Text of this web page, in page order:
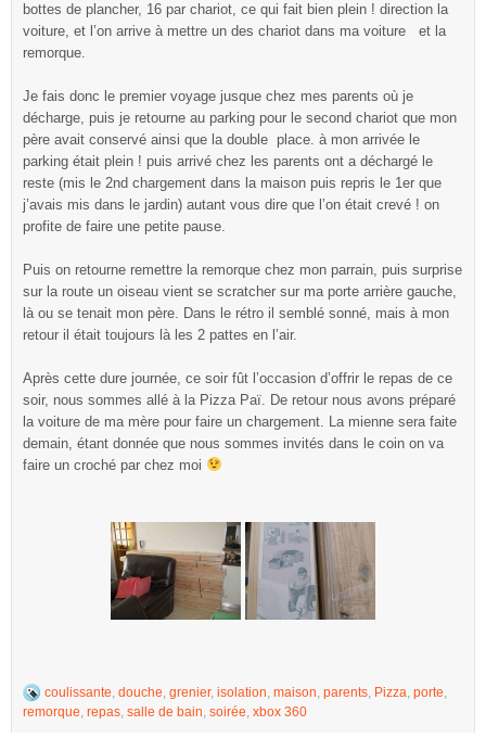
bottes de plancher, 16 par chariot, ce qui fait bien plein ! direction la
voiture, et l’on arrive à mettre un des chariot dans ma voiture et la
remorque.
Je fais donc le premier voyage jusque chez mes parents où je
décharge, puis je retourne au parking pour le second chariot que mon
père avait conservé ainsi que la double place. à mon arrivée le
parking était plein ! puis arrivé chez les parents ont a déchargé le
reste (mis le 2nd chargement dans la maison puis repris le 1er que
j’avais mis dans le jardin) autant vous dire que l’on était crevé ! on
profite de faire une petite pause.
Puis on retourne remettre la remorque chez mon parrain, puis surprise
sur la route un oiseau vient se scratcher sur ma porte arrière gauche,
là ou se tenait mon père. Dans le rétro il semblé sonné, mais à mon
retour il était toujours là les 2 pattes en l’air.
Après cette dure journée, ce soir fût l’occasion d’offrir le repas de ce
soir, nous sommes allé à la Pizza Paï. De retour nous avons préparé
la voiture de ma mère pour faire un chargement. La mienne sera faite
demain, étant donnée que nous sommes invités dans le coin on va
faire un croché par chez moi
coulissante, douche, grenier, isolation, maison, parents, Pizza, porte,
remorque, repas, salle de bain, soirée, xbox 360